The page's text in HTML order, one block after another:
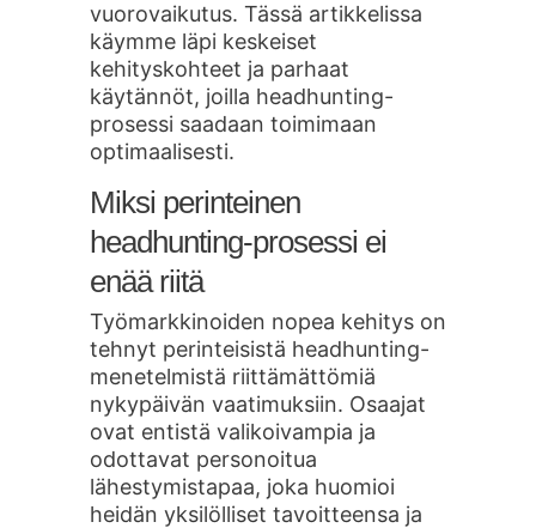
vuorovaikutus. Tässä artikkelissa
käymme läpi keskeiset
kehityskohteet ja parhaat
käytännöt, joilla headhunting-
prosessi saadaan toimimaan
optimaalisesti.
Miksi perinteinen
headhunting-prosessi ei
enää riitä
Työmarkkinoiden nopea kehitys on
tehnyt perinteisistä headhunting-
menetelmistä riittämättömiä
nykypäivän vaatimuksiin. Osaajat
ovat entistä valikoivampia ja
odottavat personoitua
lähestymistapaa, joka huomioi
heidän yksilölliset tavoitteensa ja